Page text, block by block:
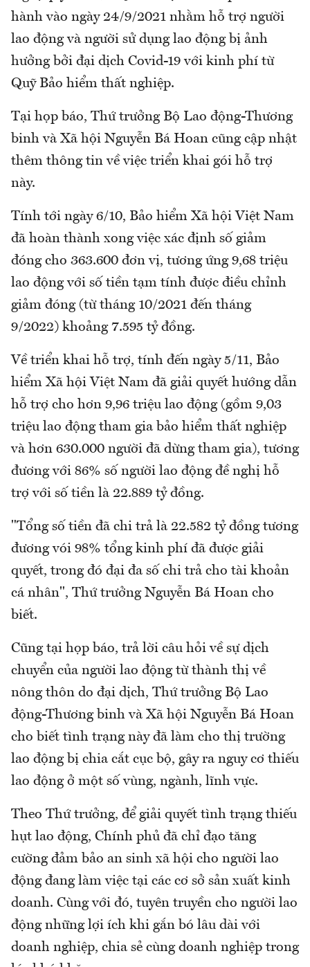
hành vào ngày 24/9/2021 nhằm hỗ trợ người
lao động và người sử dụng lao động bị ảnh
hưởng bởi đại dịch Covid-19 với kinh phí từ
Quỹ Bảo hiểm thất nghiệp.
Tại họp báo, Thứ trưởng Bộ Lao động-Thương
binh và Xã hội Nguyễn Bá Hoan cũng cập nhật
thêm thông tin về việc triển khai gói hỗ trợ
này.
Tính tới ngày 6/10, Bảo hiểm Xã hội Việt Nam
đã hoàn thành xong việc xác định số giảm
đóng cho 363.600 đơn vị, tương ứng 9,68 triệu
lao động với số tiền tạm tính được điều chỉnh
giảm đóng (từ tháng 10/2021 đến tháng
9/2022) khoảng 7.595 tỷ đồng.
Về triển khai hỗ trợ, tính đến ngày 5/11, Bảo
hiểm Xã hội Việt Nam đã giải quyết hướng dẫn
hỗ trợ cho hơn 9,96 triệu lao động (gồm 9,03
triệu lao động tham gia bảo hiểm thất nghiệp
và hơn 630.000 người đã dừng tham gia), tương
đương với 86% số người lao động đề nghị hỗ
trợ với số tiền là 22.889 tỷ đồng.
"Tổng số tiền đã chi trả là 22.582 tỷ đồng tương
đương vói 98% tổng kinh phí đã được giải
quyết, trong đó đại đa số chi trả cho tài khoản
cá nhân", Thứ trưởng Nguyễn Bá Hoan cho
biết.
Cũng tại họp báo, trả lời câu hỏi về sự dịch
chuyển của người lao động từ thành thị về
nông thôn do đại dịch, Thứ trưởng Bộ Lao
động-Thương binh và Xã hội Nguyễn Bá Hoan
cho biết tình trạng này đã làm cho thị trường
lao động bị chia cắt cục bộ, gây ra nguy cơ thiếu
lao động ở một số vùng, ngành, lĩnh vực.
Theo Thứ trưởng, để giải quyết tình trạng thiếu
hụt lao động, Chính phủ đã chỉ đạo tăng
cường đảm bảo an sinh xã hội cho người lao
động đang làm việc tại các cơ sở sản xuất kinh
doanh. Cùng với đó, tuyên truyền cho người lao
động những lợi ích khi gắn bó lâu dài với
doanh nghiệp, chia sẻ cùng doanh nghiệp trong